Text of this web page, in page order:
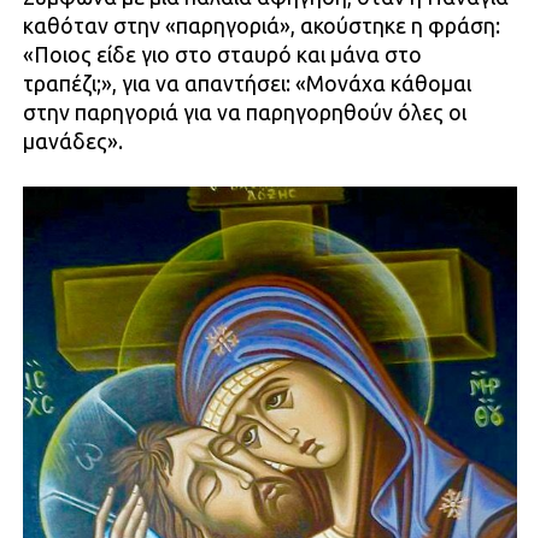
καθόταν στην «παρηγοριά», ακούστηκε η φράση:
«Ποιος είδε γιο στο σταυρό και μάνα στο
τραπέζι;», για να απαντήσει: «Μονάχα κάθομαι
στην παρηγοριά για να παρηγορηθούν όλες οι
μανάδες».